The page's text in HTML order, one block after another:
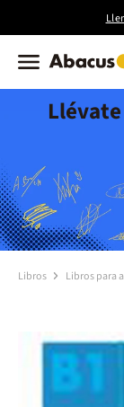
Libros Libros para